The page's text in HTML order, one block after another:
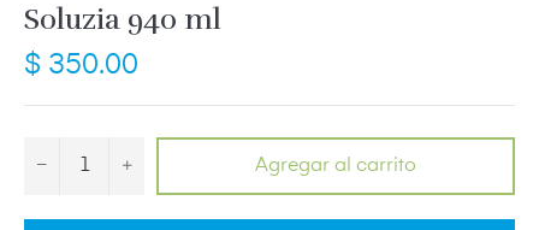
Soluzia 940 ml
Precio
habitual
$ 350.00
− + Agregar al carrito